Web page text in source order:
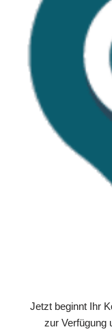
Jetzt beginnt Ihr
zur Verfügung